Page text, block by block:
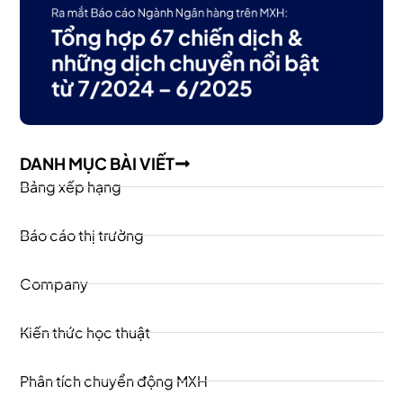
DANH MỤC BÀI VIẾT
Bảng xếp hạng
Báo cáo thị trường
Company
Kiến thức học thuật
Phân tích chuyển động MXH